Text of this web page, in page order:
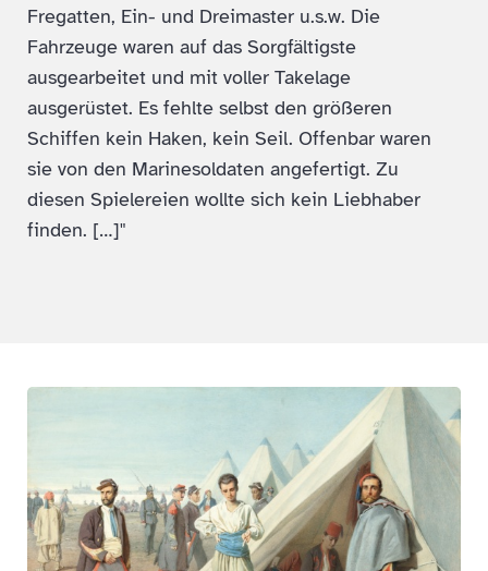
Fregatten, Ein- und Dreimaster u.s.w. Die
Fahrzeuge waren auf das Sorgfältigste
ausgearbeitet und mit voller Takelage
ausgerüstet. Es fehlte selbst den größeren
Schiffen kein Haken, kein Seil. Offenbar waren
sie von den Marinesoldaten angefertigt. Zu
diesen Spielereien wollte sich kein Liebhaber
finden. […]"